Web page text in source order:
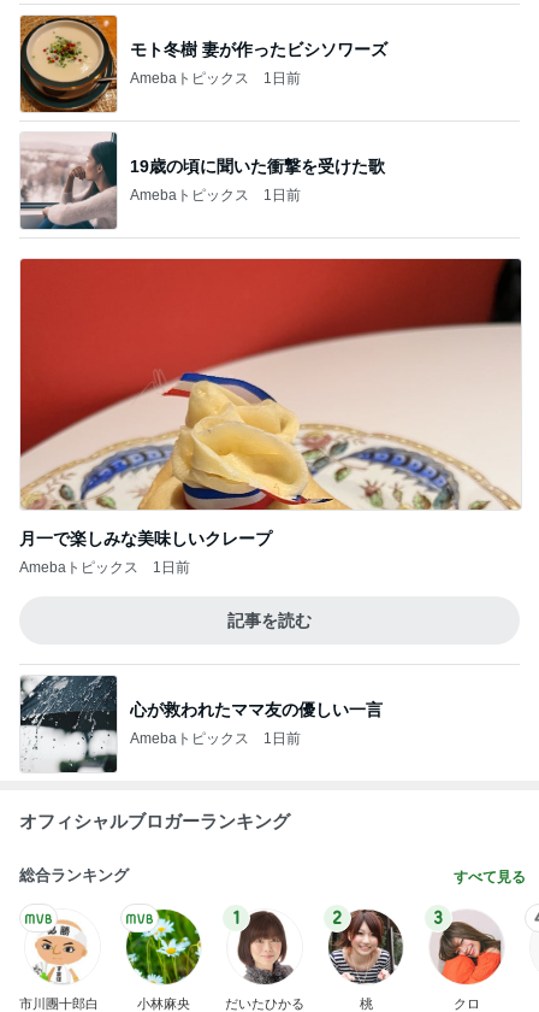
モト冬樹 妻が作ったビシソワーズ
Amebaトピックス 1日前
19歳の頃に聞いた衝撃を受けた歌
Amebaトピックス 1日前
月一で楽しみな美味しいクレープ
Amebaトピックス 1日前
記事を読む
心が救われたママ友の優しい一言
Amebaトピックス 1日前
オフィシャルブロガーランキング
総合ランキング すべて見る
市川團十郎白
小林麻央
1
だいたひかる
2
桃
3
クロ